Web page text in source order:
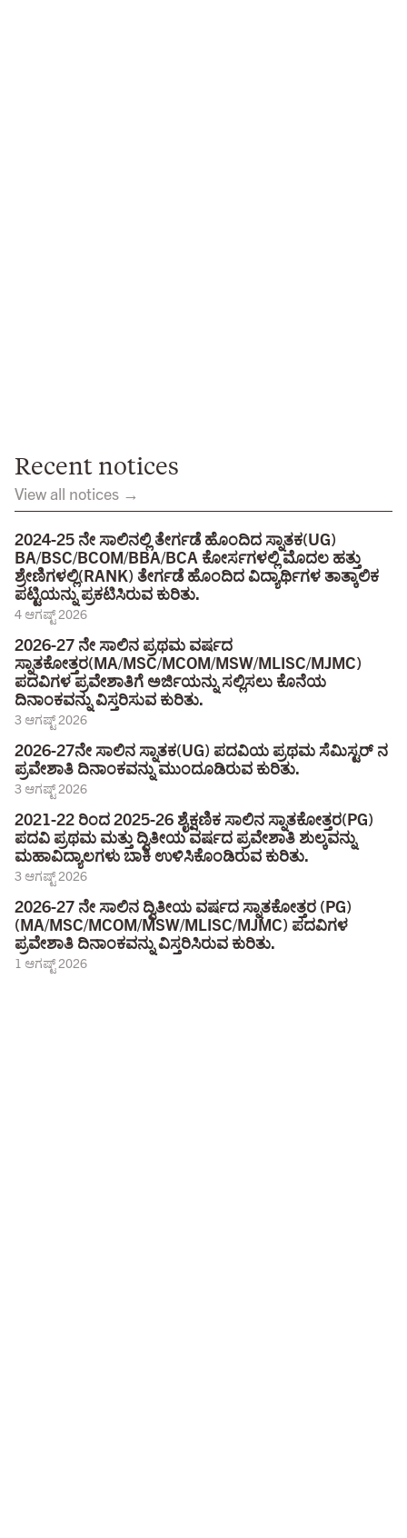
Recent notices
View all notices →
2024-25 ನೇ ಸಾಲಿನಲ್ಲಿ ತೇರ್ಗಡೆ ಹೊಂದಿದ ಸ್ನಾತಕ(UG)
BA/BSC/BCOM/BBA/BCA ಕೋರ್ಸಗಳಲ್ಲಿ ಮೊದಲ ಹತ್ತು
ಶ್ರೇಣಿಗಳಲ್ಲಿ(RANK) ತೇರ್ಗಡೆ ಹೊಂದಿದ ವಿದ್ಯಾರ್ಥಿಗಳ ತಾತ್ಕಾಲಿಕ
ಪಟ್ಟಿಯನ್ನು ಪ್ರಕಟಿಸಿರುವ ಕುರಿತು.
4 ಆಗಷ್ಟ್ 2026
2026-27 ನೇ ಸಾಲಿನ ಪ್ರಥಮ ವರ್ಷದ
ಸ್ನಾತಕೋತ್ತರ(MA/MSC/MCOM/MSW/MLISC/MJMC)
ಪದವಿಗಳ ಪ್ರವೇಶಾತಿಗೆ ಅರ್ಜಿಯನ್ನು ಸಲ್ಲಿಸಲು ಕೊನೆಯ
ದಿನಾಂಕವನ್ನು ವಿಸ್ತರಿಸುವ ಕುರಿತು.
3 ಆಗಷ್ಟ್ 2026
2026-27ನೇ ಸಾಲಿನ ಸ್ನಾತಕ(UG) ಪದವಿಯ ಪ್ರಥಮ ಸೆಮಿಸ್ಟರ್ ನ
ಪ್ರವೇಶಾತಿ ದಿನಾಂಕವನ್ನು ಮುಂದೂಡಿರುವ ಕುರಿತು.
3 ಆಗಷ್ಟ್ 2026
2021-22 ರಿಂದ 2025-26 ಶೈಕ್ಷಣಿಕ ಸಾಲಿನ ಸ್ನಾತಕೋತ್ತರ(PG)
ಪದವಿ ಪ್ರಥಮ ಮತ್ತು ದ್ವಿತೀಯ ವರ್ಷದ ಪ್ರವೇಶಾತಿ ಶುಲ್ಕವನ್ನು
ಮಹಾವಿದ್ಯಾಲಗಳು ಬಾಕಿ ಉಳಿಸಿಕೊಂಡಿರುವ ಕುರಿತು.
3 ಆಗಷ್ಟ್ 2026
2026-27 ನೇ ಸಾಲಿನ ದ್ವಿತೀಯ ವರ್ಷದ ಸ್ನಾತಕೋತ್ತರ (PG)
(MA/MSC/MCOM/MSW/MLISC/MJMC) ಪದವಿಗಳ
ಪ್ರವೇಶಾತಿ ದಿನಾಂಕವನ್ನು ವಿಸ್ತರಿಸಿರುವ ಕುರಿತು.
1 ಆಗಷ್ಟ್ 2026